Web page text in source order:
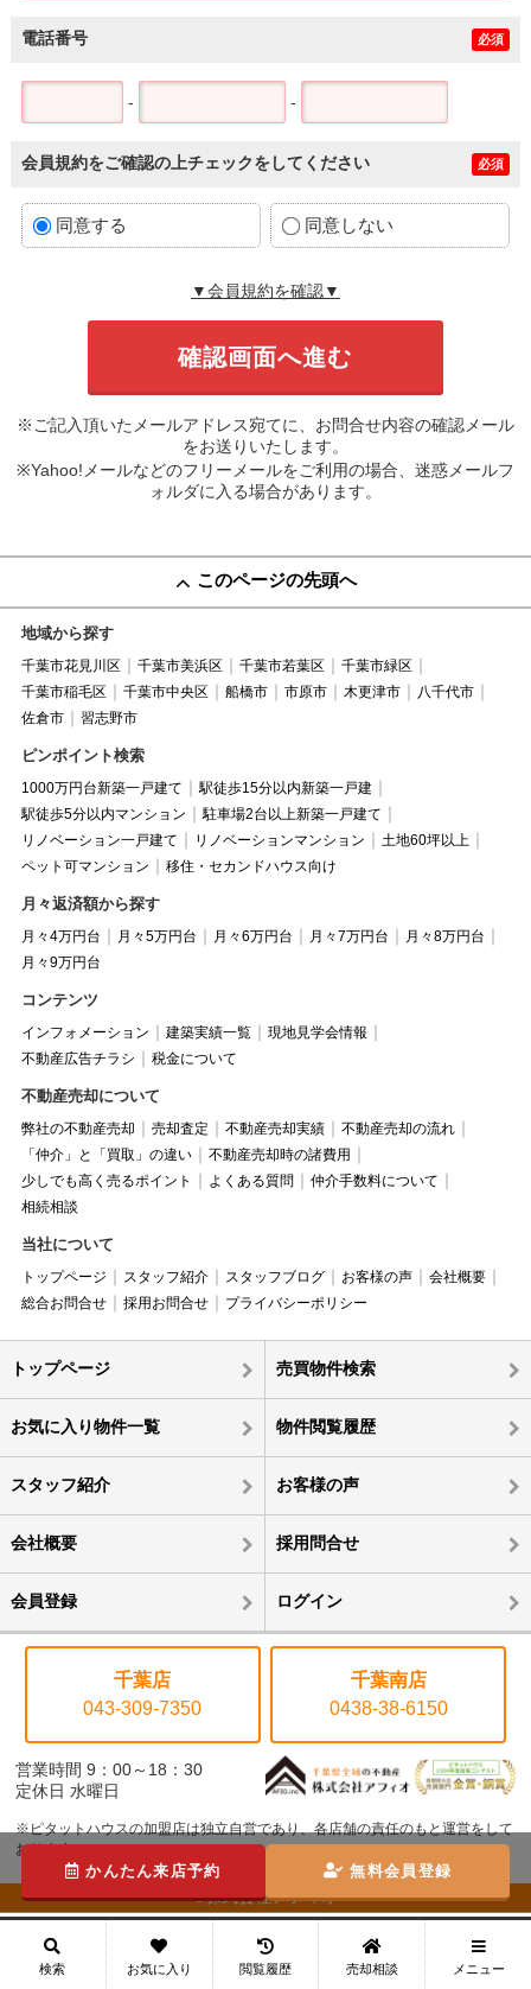
電話番号 必須
- -
会員規約をご確認の上チェックをしてください 必須
同意する 同意しない
▼会員規約を確認▼
※ご記入頂いたメールアドレス宛てに、お問合せ内容の確認メール
をお送りいたします。
※Yahoo!メールなどのフリーメールをご利用の場合、迷惑メールフ
ォルダに入る場合があります。
このページの先頭へ
地域から探す
千葉市花見川区 千葉市美浜区 千葉市若葉区
千葉市緑区
千葉市稲毛区
千葉市中央区 船橋市 市原市 木更津市
八千代市
佐倉市
習志野市
ピンポイント検索
1000万円台新築一戸建て
駅徒歩15分以内新築一戸建
駅徒歩5分以内マンション
駐車場2台以上新築一戸建て
リノベーション一戸建て
リノベーションマンション
土地60坪以上
ペット可マンション
移住・セカンドハウス向け
月々返済額から探す
月々4万円台 月々5万円台 月々6万円台 月々7万円台
月々8万円台
月々9万円台
コンテンツ
インフォメーション 建築実績一覧
現地見学会情報
不動産広告チラシ
税金について
不動産売却について
弊社の不動産売却 売却査定 不動産売却実績
不動産売却の流れ
「仲介」と「買取」の違い
不動産売却時の諸費用
少しでも高く売るポイント
よくある質問
仲介手数料について
相続相談
当社について
トップページ スタッフ紹介 スタッフブログ お客様の声
会社概要
総合お問合せ
採用お問合せ プライバシーポリシー
トップページ 売買物件検索
お気に入り物件一覧 物件閲覧履歴
スタッフ紹介 お客様の声
会社概要 採用問合せ
会員登録 ログイン
千葉店
043-309-7350
千葉南店
0438-38-6150
営業時間 9：00～18：30
定休日 水曜日
※ピタットハウスの加盟店は独立自営であり、各店舗の責任のもと運営をして
おります。
©株式会社アフィオ
かんたん来店予約 無料会員登録
検索 お気に入り 閲覧履歴 売却相談 メニュー